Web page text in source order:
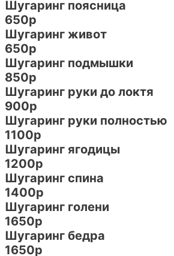
Шугаринг поясница
650р
Шугаринг живот
650р
Шугаринг подмышки
850р
Шугаринг руки до локтя
900р
Шугаринг руки полностью
1100р
Шугаринг ягодицы
1200р
Шугаринг спина
1400р
Шугаринг голени
1650р
Шугаринг бедра
1650р